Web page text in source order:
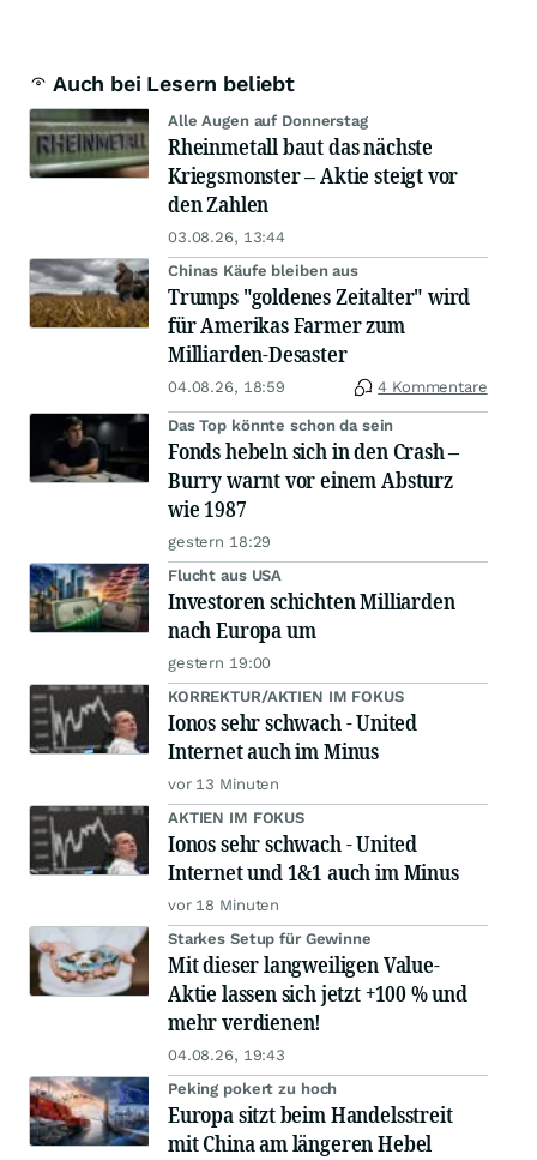
Auch bei Lesern beliebt
Alle Augen auf Donnerstag
Rheinmetall baut das nächste
Kriegsmonster – Aktie steigt vor
den Zahlen
03.08.26, 13:44
Chinas Käufe bleiben aus
Trumps "goldenes Zeitalter" wird
für Amerikas Farmer zum
Milliarden-Desaster
04.08.26, 18:59 4 Kommentare
Das Top könnte schon da sein
Fonds hebeln sich in den Crash –
Burry warnt vor einem Absturz
wie 1987
gestern 18:29
Flucht aus USA
Investoren schichten Milliarden
nach Europa um
gestern 19:00
KORREKTUR/AKTIEN IM FOKUS
Ionos sehr schwach - United
Internet auch im Minus
vor 13 Minuten
AKTIEN IM FOKUS
Ionos sehr schwach - United
Internet und 1&1 auch im Minus
vor 18 Minuten
Starkes Setup für Gewinne
Mit dieser langweiligen Value-
Aktie lassen sich jetzt +100 % und
mehr verdienen!
04.08.26, 19:43
Peking pokert zu hoch
Europa sitzt beim Handelsstreit
mit China am längeren Hebel